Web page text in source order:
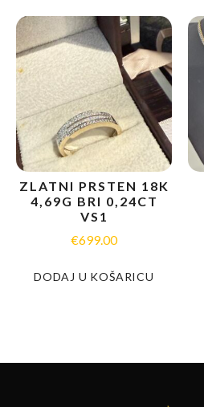
ZLATNI PRSTEN 18K
4,69G BRI 0,24CT
VS1
€699.00
DODAJ U KOŠARICU